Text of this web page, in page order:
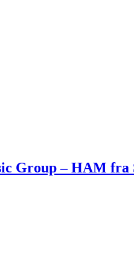
Group – HAM fra